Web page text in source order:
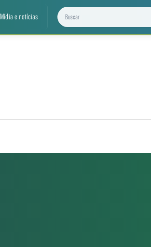
Mídia e notícias Buscar projetos,